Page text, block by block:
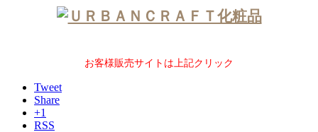
お客様販売サイトは上記クリック
Tweet
Share
+1
RSS